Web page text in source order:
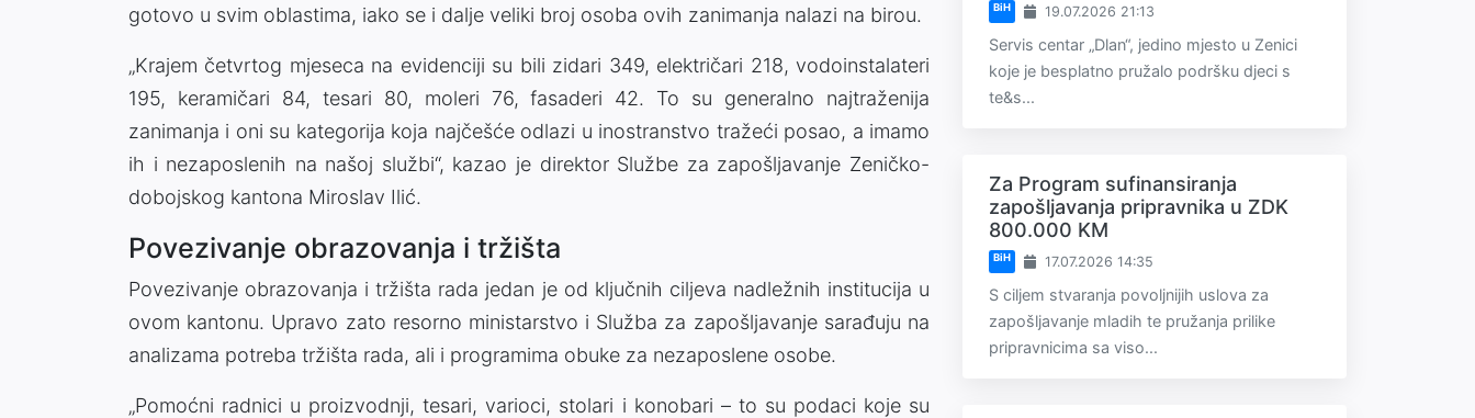
gotovo u svim oblastima, iako se i dalje veliki broj osoba ovih zanimanja nalazi na birou.
„Krajem četvrtog mjeseca na evidenciji su bili zidari 349, električari 218, vodoinstalateri
195, keramičari 84, tesari 80, moleri 76, fasaderi 42. To su generalno najtraženija
zanimanja i oni su kategorija koja najčešće odlazi u inostranstvo tražeći posao, a imamo
ih i nezaposlenih na našoj službi“, kazao je direktor Službe za zapošljavanje Zeničko-
dobojskog kantona Miroslav Ilić.
Povezivanje obrazovanja i tržišta
Povezivanje obrazovanja i tržišta rada jedan je od ključnih ciljeva nadležnih institucija u
ovom kantonu. Upravo zato resorno ministarstvo i Služba za zapošljavanje sarađuju na
analizama potreba tržišta rada, ali i programima obuke za nezaposlene osobe.
„Pomoćni radnici u proizvodnji, tesari, varioci, stolari i konobari – to su podaci koje su
BiH 19.07.2026 21:13
Servis centar „Dlan“, jedino mjesto u Zenici
koje je besplatno pružalo podršku djeci s
te&s...
Za Program sufinansiranja
zapošljavanja pripravnika u ZDK
800.000 KM
BiH 17.07.2026 14:35
S ciljem stvaranja povoljnijih uslova za
zapošljavanje mladih te pružanja prilike
pripravnicima sa viso...